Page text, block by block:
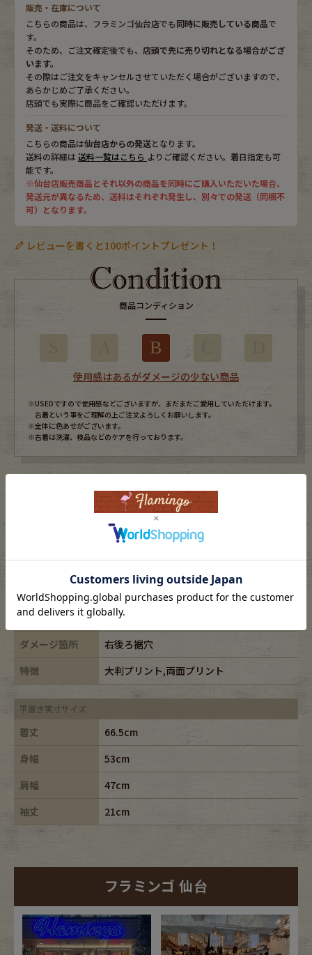
Bag
Accessory Shoes
Belt antique goods
FAFATT
販売・在庫について
こちらの商品は、フラミンゴ仙台店でも同時に販売している商品で
す。
そのため、ご注文確定後でも、 店頭で先に売り切れとなる場合がござ
います。
その際はご注文をキャンセルさせていただく場合がございますので、
あらかじめご了承ください。
店頭でも実際に商品をご確認いただけます。
発送・送料について
こちらの商品は仙台店からの発送となります。
送料の詳細は 送料一覧はこちら よりご確認ください。着日指定も可
能です。
※仙台店販売商品とそれ以外の商品を同時にご購入いただいた場合、
発送元が異なるため、送料はそれぞれ発生し、別々での発送（同梱不
可）となります。
レビューを書くと100ポイントプレゼント！
商品コンディション
B
使用感はあるがダメージの少ない商品
※USEDですので使用感などございますが、まだまだご愛用していただけます。
古着という事をご理解の上ご注文よろしくお願いします。
※全体に色あせがございます。
※古着は洗濯、検品などのケアを行っております。
L
GILDAN/ギルダン
素材
cotton100%
年代
-
カラー
ブラック/black
ダメージ箇所
右後ろ裾穴
特徴
大判プリント,両面プリント
平置き実寸サイズ
着丈
66.5cm
身幅
53cm
肩幅
47cm
袖丈
21cm
フラミンゴ 仙台